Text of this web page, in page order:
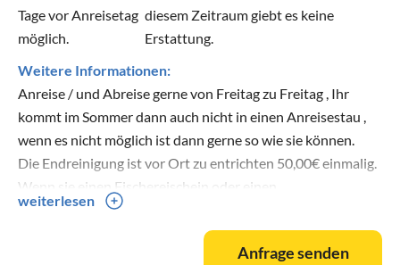
Tage vor Anreisetag
möglich.
diesem Zeitraum giebt es keine
Erstattung.
Weitere Informationen:
Anreise / und Abreise gerne von Freitag zu Freitag , Ihr
kommt im Sommer dann auch nicht in einen Anreisestau ,
wenn es nicht möglich ist dann gerne so wie sie können.
Die Endreinigung ist vor Ort zu entrichten 50,00€ einmalig.
Wenn sie einen Fischereischein oder einen
Touristenfischereischein besitzen, können sie die
Angelberechtigung für den See bei mir vor Ort käuflich
erwerben. 7 Tage 50€ inkl. Tag und Nacht.
weiterlesen
Anfrage senden